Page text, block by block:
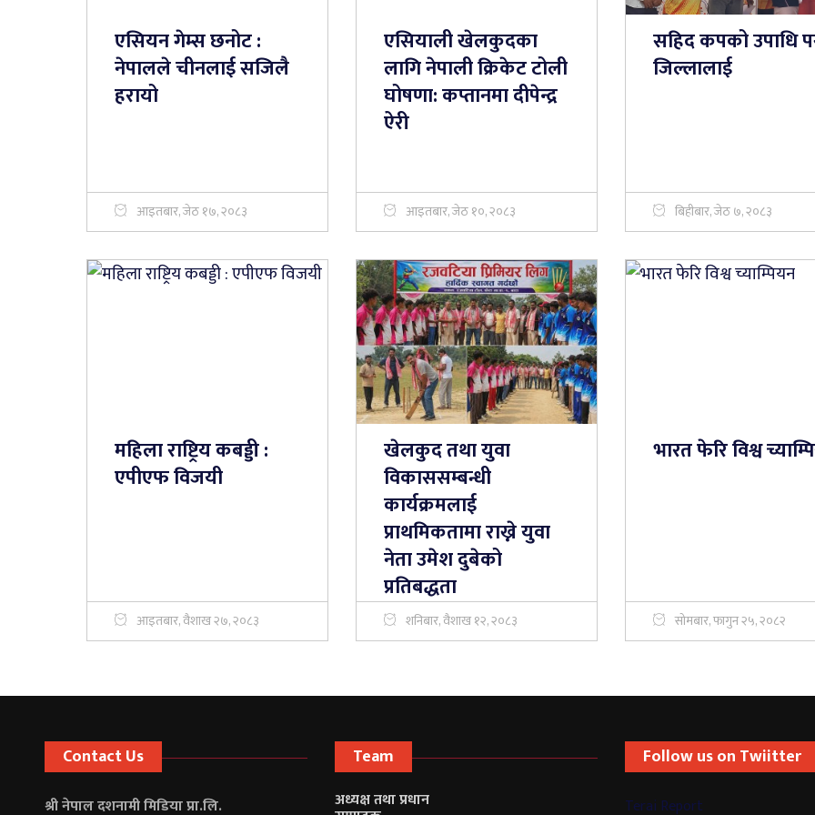
एसियन गेम्स छनोट :
नेपालले चीनलाई सजिलै
हरायो
आइतबार, जेठ १७, २०८३
एसियाली खेलकुदका
लागि नेपाली क्रिकेट टोली
घोषणा: कप्तानमा दीपेन्द्र
ऐरी
आइतबार, जेठ १०, २०८३
सहिद कपको उपाधि
जिल्लालाई
बिहीबार, जेठ ७, २०८३
महिला राष्ट्रिय कबड्डी :
एपीएफ विजयी
आइतबार, वैशाख २७, २०८३
खेलकुद तथा युवा
विकाससम्बन्धी
कार्यक्रमलाई
प्राथमिकतामा राख्ने युवा
नेता उमेश दुबेको
प्रतिबद्धता
शनिबार, वैशाख १२, २०८३
भारत फेरि विश्व
सोमबार, फागुन २५, २०८२
Contact Us
श्री नेपाल दशनामी मिडिया प्रा.लि.
Team
अध्यक्ष तथा प्रधान
Follow us on Twiitter
Terai Report